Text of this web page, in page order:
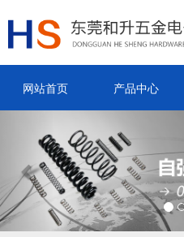
网站首页 产品中心